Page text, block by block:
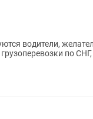
водители,
по